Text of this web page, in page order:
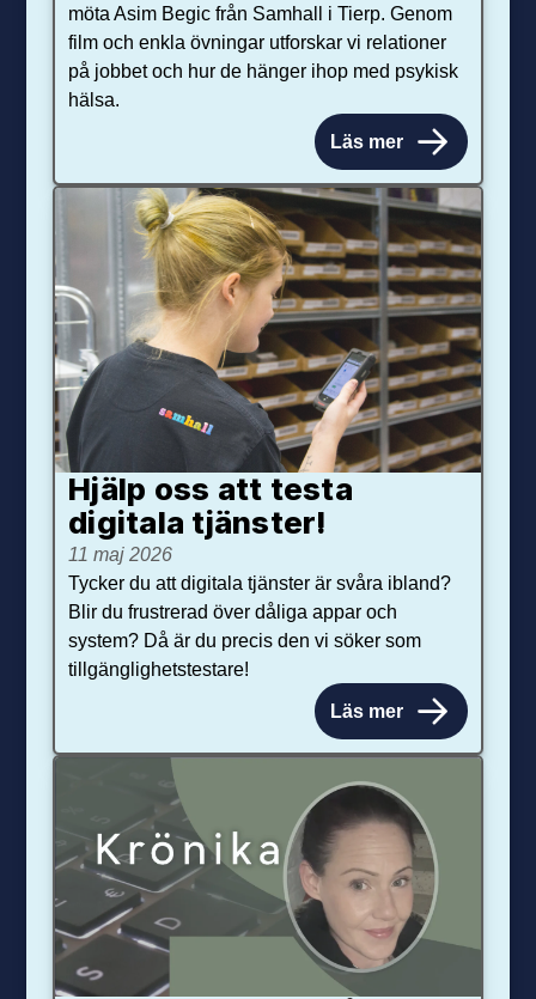
möta Asim Begic från Samhall i Tierp. Genom
film och enkla övningar utforskar vi relationer
på jobbet och hur de hänger ihop med psykisk
hälsa.
Läs mer
Hjälp oss att testa
digitala tjänster!
11 maj 2026
Tycker du att digitala tjänster är svåra ibland?
Blir du frustrerad över dåliga appar och
system? Då är du precis den vi söker som
tillgänglighetstestare!
Läs mer